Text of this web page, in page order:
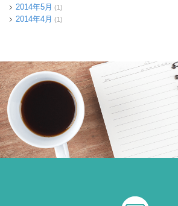
2014年5月 (1)
2014年4月 (1)